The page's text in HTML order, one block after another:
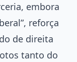
embora
reforça
de direita
tanto do